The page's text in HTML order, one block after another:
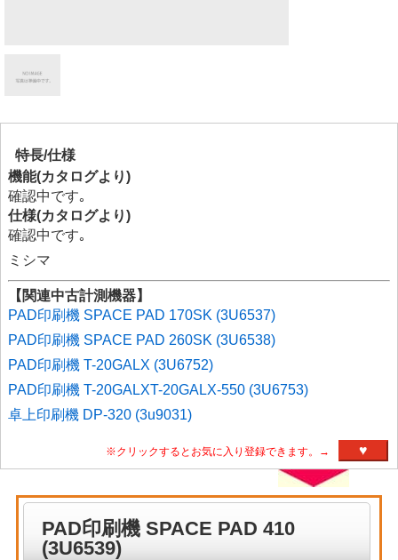
特長/仕様
機能(カタログより)
確認中です｡
仕様(カタログより)
確認中です｡
ミシマ
【関連中古計測機器】
PAD印刷機 SPACE PAD 170SK (3U6537)
PAD印刷機 SPACE PAD 260SK (3U6538)
PAD印刷機 T-20GALX (3U6752)
PAD印刷機 T-20GALXT-20GALX-550 (3U6753)
卓上印刷機 DP-320 (3u9031)
※クリックするとお気に入り登録できます。→ ♥
PAD印刷機 SPACE PAD 410
(3U6539)